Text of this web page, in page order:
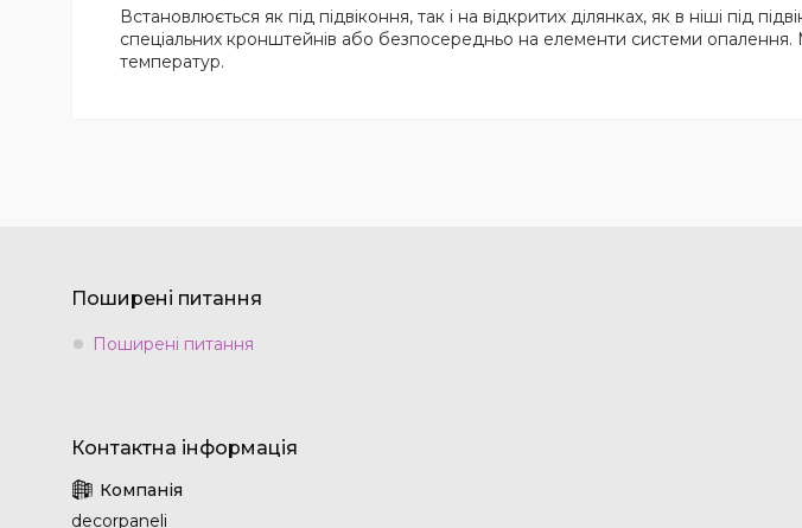
Встановлюється як під підвіконня, так і на відкритих ділянках, як в ніші під
спеціальних кронштейнів або безпосередньо на елементи системи опалення.
температур.
Поширені питання
Поширені питання
decorpaneli